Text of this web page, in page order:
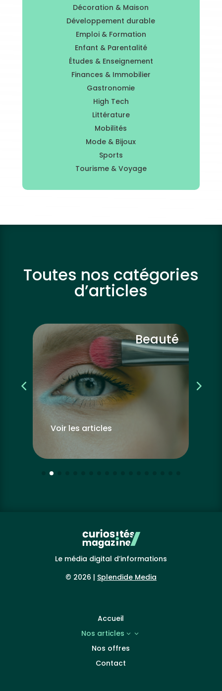
Décoration & Maison
Développement durable
Emploi & Formation
Enfant & Parentalité
Études & Enseignement
Finances & Immobilier
Gastronomie
High Tech
Littérature
Mobilités
Mode & Bijoux
Sports
Tourisme & Voyage
Toutes nos catégories
d’articles
Beauté
Voir les articles
Le média digital d’informations
© 2026 | Splendide Media
Accueil
Nos articles
3
Nos offres
Contact